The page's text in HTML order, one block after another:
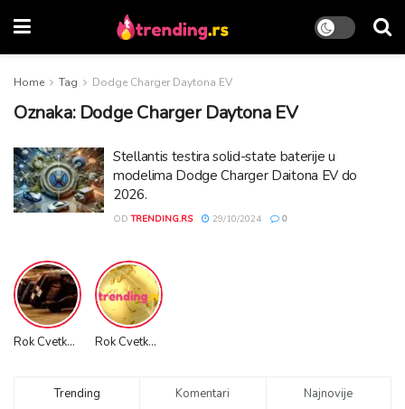
Home Tag Dodge Charger Daytona EV
Oznaka: Dodge Charger Daytona EV
Stellantis testira solid-state baterije u
modelima Dodge Charger Daitona EV do
2026.
OD TRENDING.RS 29/10/2024 0
Rok Cvetkov Promo VIDEO Rok Cvetkov Stunts
Trending Komentari Najnovije